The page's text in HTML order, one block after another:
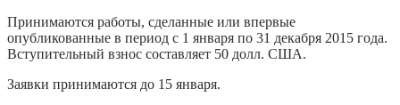
Принимаются работы, сделанные или впервые
опубликованные в период с 1 января по 31 декабря 2015 года.
Вступительный взнос составляет 50 долл. США.
Заявки принимаются до 15 января.